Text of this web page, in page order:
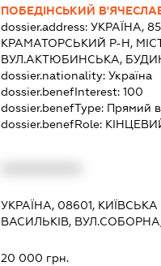
ПОБЕДІНСЬКИЙ
dossier.address:УКРАЇНА,
КРАМАТОРСЬКИЙ Р-Н,
ВУЛ.АКТЮБИНСЬКА,
dossier.nationality:Україна
dossier.benefInterest:100
dossier.benefType: Прямий
dossier.benefRole:
УКРАЇНА, 08601,
ВАСИЛЬКІВ,
20 000 грн.